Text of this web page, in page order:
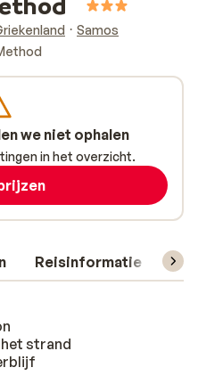
Samos
Reisinformatie
het strand
we niet ophalen
in het overzicht.